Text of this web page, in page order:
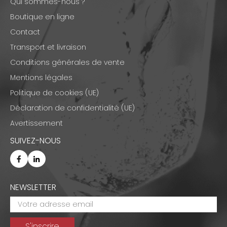
Boutique en ligne
Contact
Transport et livraison
Conditions générales de vente
Mentions légales
Politique de cookies (UE)
Déclaration de confidentialité (UE)
Avertissement
SUIVEZ-NOUS
NEWSLETTER